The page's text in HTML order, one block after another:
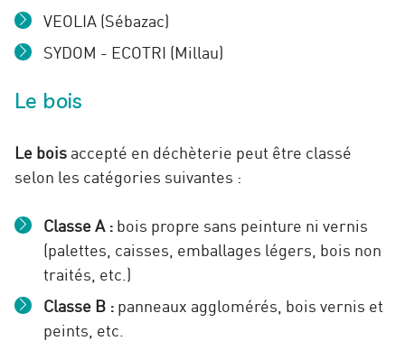
VEOLIA (Sébazac)
SYDOM - ECOTRI (Millau)
Le bois
Le bois accepté en déchèterie peut être classé
selon les catégories suivantes :
Classe A : bois propre sans peinture ni vernis
(palettes, caisses, emballages légers, bois non
traités, etc.)
Classe B : panneaux agglomérés, bois vernis et
peints, etc.